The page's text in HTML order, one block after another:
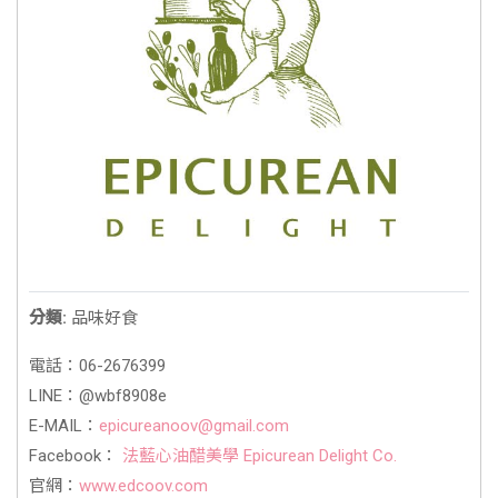
分類: 品味好食
電話：06-2676399
LINE：@wbf8908e
E-MAIL： epicureanoov@gmail.com
Facebook： 法藍心油醋美學 Epicurean Delight Co.
官網： www.edcoov.com